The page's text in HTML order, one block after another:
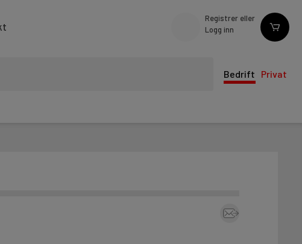
Registrer eller
Logg inn
Bedrift Privat